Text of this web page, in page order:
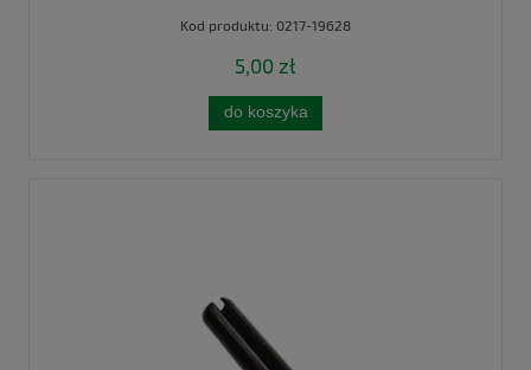
Kod produktu: 0217-19628
5,00 zł
do koszyka